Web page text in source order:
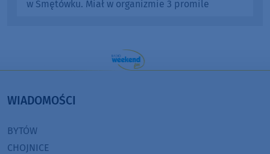
w Smętówku. Miał w organizmie 3 promile
WIADOMOŚCI
BYTÓW
CHOJNICE